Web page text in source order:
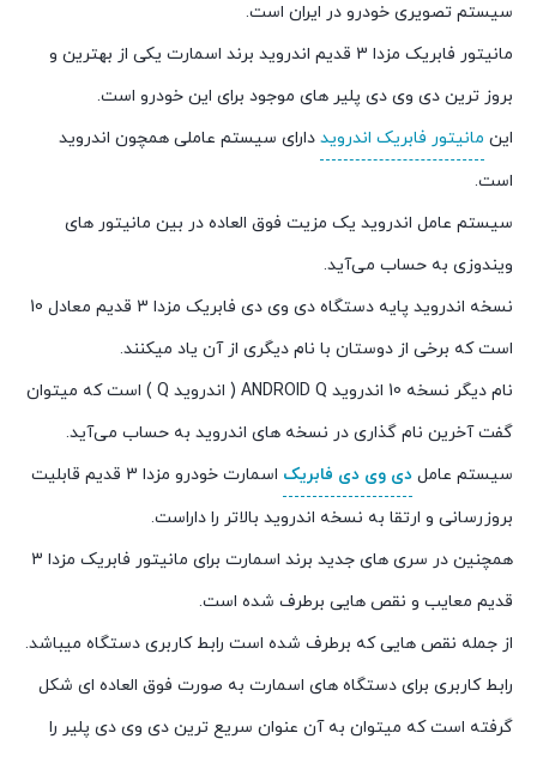
سیستم تصویری خودرو در ایران است.
مانیتور فابریک مزدا 3 قدیم اندروید برند اسمارت یکی از بهترین و
بروز ترین دی وی دی پلیر های موجود برای این خودرو است.
این مانیتور فابریک اندروید دارای سیستم عاملی همچون اندروید
است.
سیستم عامل اندروید یک مزیت فوق العاده در بین مانیتور های
ویندوزی به حساب می‌آید.
نسخه اندروید پایه دستگاه دی وی دی فابریک مزدا 3 قدیم معادل 10
است که برخی از دوستان با نام دیگری از آن یاد میکنند.
نام دیگر نسخه 10 اندروید ANDROID Q ( اندروید Q ) است که میتوان
گفت آخرین نام گذاری در نسخه های اندروید به حساب می‌آید.
سیستم عامل دی وی دی فابریک
اسمارت خودرو مزدا 3 قدیم قابلیت
بروزرسانی و ارتقا به نسخه اندروید بالاتر را داراست.
همچنین در سری های جدید برند اسمارت برای مانیتور فابریک مزدا 3
قدیم معایب و نقص هایی برطرف شده است.
از جمله نقص هایی که برطرف شده است رابط کاربری دستگاه میباشد.
رابط کاربری برای دستگاه های اسمارت به صورت فوق العاده ای شکل
گرفته است که میتوان به آن عنوان سریع ترین دی وی دی پلیر را